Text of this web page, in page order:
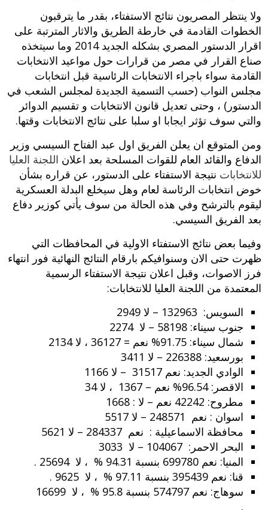
ولا ينتظر المصريون نتائج الاستفتاء، بقدر ما يترقبون
الخطوات القادمة في خارطة الطريق والاثار المترتبة على
اقرار الدستور المصري بشكله الجديد 2014 وما سيتخذه
صناع القرار في مصر من قرارات حول مواعيد الانتخابات
القادمة سواء باجراء الانتخابات الرئاسية قبل انتخابات
مجلس النواب (حسب التسمية الجديدة لمجلس الشعب في
الدستور) ، وحتى تعديل قانون الانتخابات و تقسيم الدوائر
والتي سوف تؤثر ايجابا او سلبا على نتائج الانتخابات وقتها.
ومن المتوقع ان يعلن الفريق اول عبد الفتاح السيسي وزير
الدفاع والقائد العام للقوات المسلحة بعد اعلان اللجنة العليا
للانتخابات نتيجة الاستفتاء على الدستور، عن قراره بشأن
خوض انتخابات الرئاسة لعام وهل سيخلع البدلة العسكرية
ليقوم بالترشح وفي هذه الحالة من سوف يأتي كوزير دفاع
بعد الفريق السيسي.
وفيما بعض نتائج الاستفتاء الاولية في المحافظات التي
ظهرت حتى الان وسنوافيكم بارقام النتائج النهائية فور انتهاء
فرز الاصوات، وقبل اعلان نتيجة الاستفتاء الرسمية
المعتمدة من اللجنة العليا للانتخابات:
السويس: 132963 – لا 2949
جنوب سيناء: 58198 – لا 2274
شمال سيناء: 91.75% نعم = 36127 ، لا 2134
بورسعيد: 226388 – لا 3411
الوادي الجديد: نعم 31517 – لا 1166
الاقصر: 96.54% نعم – 1367 ، لا 34
مطروح: 42242 نعم – لا : 1668
اسوان : نعم 248571 – لا 5517
محافظة الاسماعيلية : نعم 284337 – لا 5621
البحر الاحمر: 104067 – لا 3033
المنيا: نعم 699780 بنسبة 94.31 % ، لا 25694 .
قنا: نعم 395439 بنسبة 97.11 % ، لا 9625 .
سوهاج: نعم 574797 بنسبة 95.8 % ، لا 16699
.